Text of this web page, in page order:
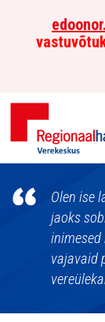
Põhja-
EestiOlen ise
jaoks
inimesed
vajavaid